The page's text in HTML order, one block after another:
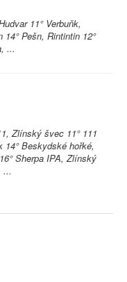
11° Verbuňk,
Pešn, Rintintin 12°
...
Zlínský švec 11° 111
Beskydské hořké,
Sherpa IPA, Zlínský
...